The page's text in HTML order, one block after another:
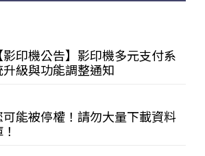
【影印機公告】影印機多元支付系
升級與功能調整通知
可能被停權！請勿大量下載資料